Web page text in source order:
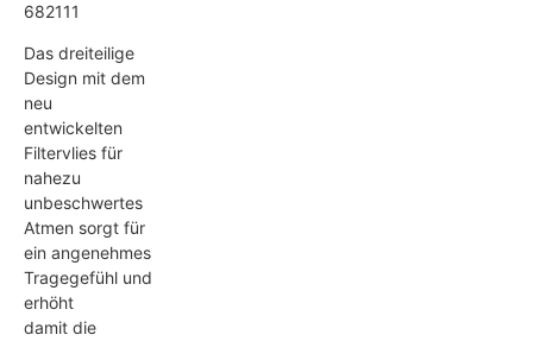
682111
Das dreiteilige
Design mit dem
neu
entwickelten
Filtervlies für
nahezu
unbeschwertes
Atmen sorgt für
ein angenehmes
Tragegefühl und
erhöht
damit die